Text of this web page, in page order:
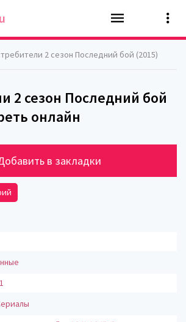
2 сезон Последний бой (2015)
2 сезон Последний бой
онлайн
в закладки